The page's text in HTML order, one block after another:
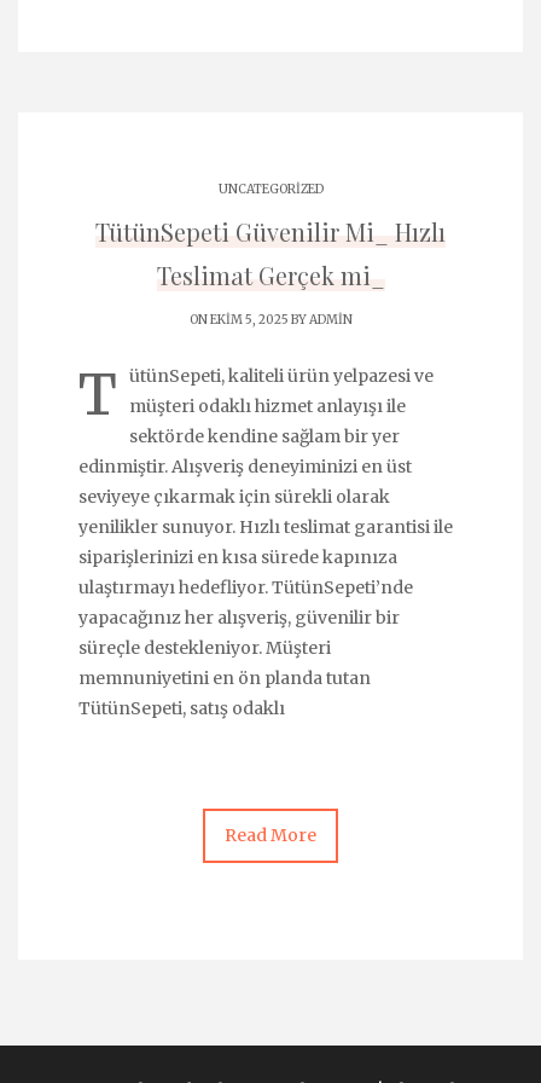
UNCATEGORIZED
TütünSepeti Güvenilir Mi_ Hızlı
Teslimat Gerçek mi_
ON EKIM 5, 2025 BYADMIN
T
ütünSepeti, kaliteli ürün yelpazesi ve
müşteri odaklı hizmet anlayışı ile
sektörde kendine sağlam bir yer
edinmiştir. Alışveriş deneyiminizi en üst
seviyeye çıkarmak için sürekli olarak
yenilikler sunuyor. Hızlı teslimat garantisi ile
siparişlerinizi en kısa sürede kapınıza
ulaştırmayı hedefliyor. TütünSepeti’nde
yapacağınız her alışveriş, güvenilir bir
süreçle destekleniyor. Müşteri
memnuniyetini en ön planda tutan
TütünSepeti, satış odaklı
Read More